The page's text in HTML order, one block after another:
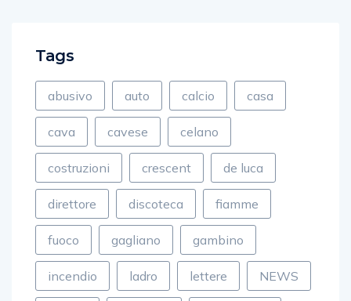
Tags
abusivo auto calcio casa
cava cavese celano
costruzioni crescent de luca
direttore discoteca fiamme
fuoco gagliano gambino
incendio ladro lettere NEWS